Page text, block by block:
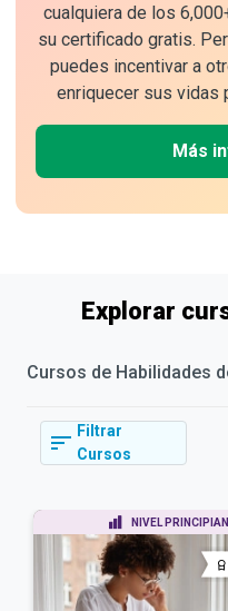
cualquiera de los
su certificado gratis.
puedes incentivar a
enriquecer sus vidas
Más
Explorar
Cursos de Habilidades
Filtrar
Cursos
NIVEL